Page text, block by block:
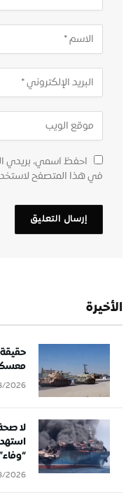
احفظ اسمي، بريدي
في هذا المتصفح
الأخيرة
2026
لا
2026